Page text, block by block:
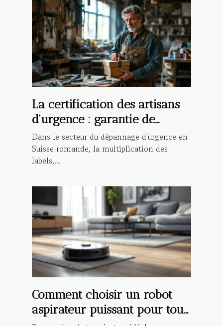
La certification des artisans
d'urgence : garantie de
qualité ou marketing ?
Dans le secteur du dépannage d'urgence en
Suisse romande, la multiplication des
labels,...
Comment choisir un robot
aspirateur puissant pour tout